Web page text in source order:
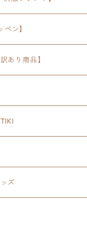
八角形
八角形
エア正方形
Routeカリフォルニア州
路型
アメリカ）
ペン】
あり商品】
ズ